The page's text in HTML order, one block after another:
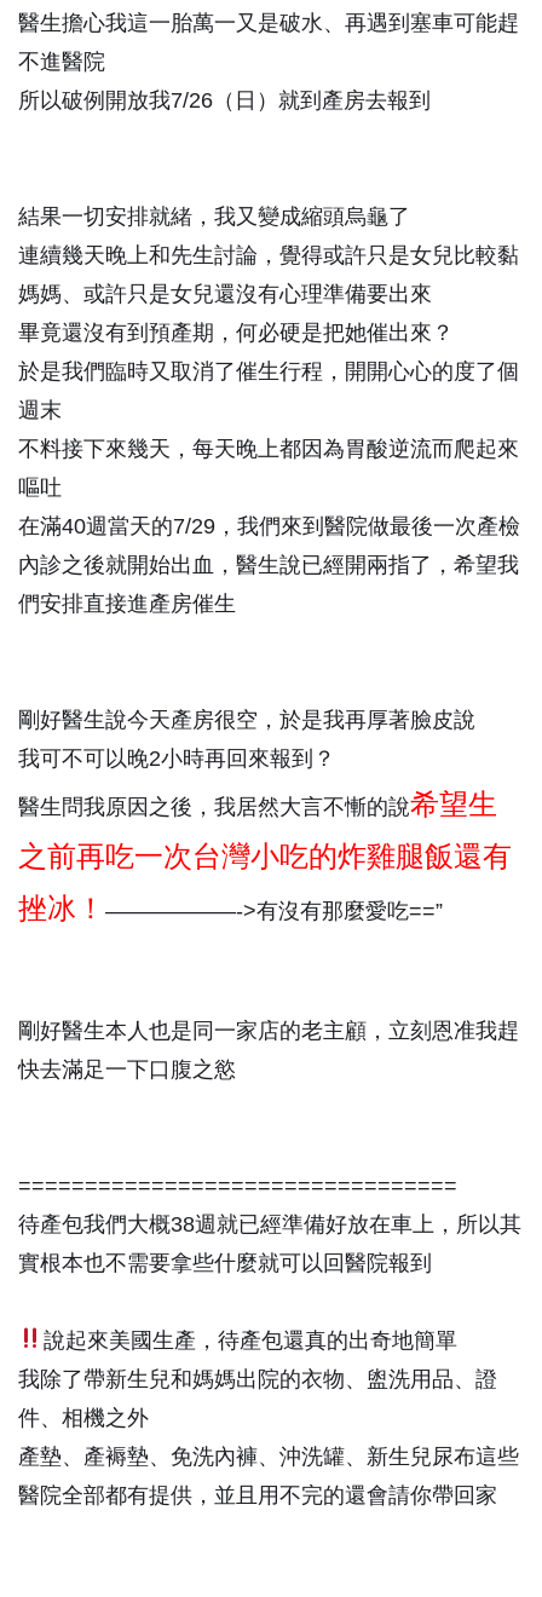
醫生擔心我這一胎萬一又是破水、再遇到塞車可能趕
不進醫院
所以破例開放我7/26（日）就到產房去報到
結果一切安排就緒，我又變成縮頭烏龜了
連續幾天晚上和先生討論，覺得或許只是女兒比較黏
媽媽、或許只是女兒還沒有心理準備要出來
畢竟還沒有到預產期，何必硬是把她催出來？
於是我們臨時又取消了催生行程，開開心心的度了個
週末
不料接下來幾天，每天晚上都因為胃酸逆流而爬起來
嘔吐
在滿40週當天的7/29，我們來到醫院做最後一次產檢
內診之後就開始出血，醫生說已經開兩指了，希望我
們安排直接進產房催生
剛好醫生說今天產房很空，於是我再厚著臉皮說
我可不可以晚2小時再回來報到？
醫生問我原因之後，我居然大言不慚的說希望生
之前再吃一次台灣小吃的炸雞腿飯還有
挫冰！ ——————->有沒有那麼愛吃==”
剛好醫生本人也是同一家店的老主顧，立刻恩准我趕
快去滿足一下口腹之慾
=================================
待產包我們大概38週就已經準備好放在車上，所以其
實根本也不需要拿些什麼就可以回醫院報到
說起來美國生產，待產包還真的出奇地簡單
我除了帶新生兒和媽媽出院的衣物、盥洗用品、證
件、相機之外
產墊、產褥墊、免洗內褲、沖洗罐、新生兒尿布這些
醫院全部都有提供，並且用不完的還會請你帶回家